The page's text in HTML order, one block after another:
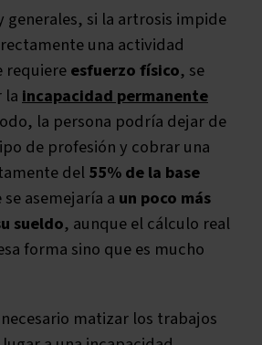
generales, si la artrosis impide
una actividad
requiereesfuerzo físico, se
la incapacidad permanente
la persona podría dejar de
de profesión y cobrar una
del55% de la base
se asemejaría a un poco más
sueldo, aunque el cálculo real
forma sino que es mucho
matizar los trabajos